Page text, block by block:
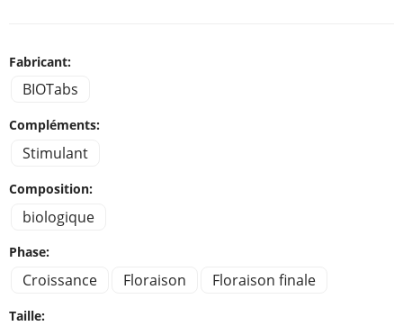
Fabricant:
BIOTabs
Compléments:
Stimulant
Composition:
biologique
Phase:
Croissance Floraison Floraison finale
Taille: